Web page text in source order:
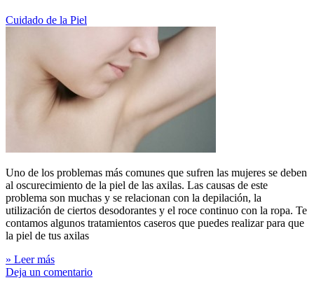
Cuidado de la Piel
Uno de los problemas más comunes que sufren las mujeres se deben
al oscurecimiento de la piel de las axilas. Las causas de este
problema son muchas y se relacionan con la depilación, la
utilización de ciertos desodorantes y el roce continuo con la ropa. Te
contamos algunos tratamientos caseros que puedes realizar para que
la piel de tus axilas
» Leer más
Deja un comentario